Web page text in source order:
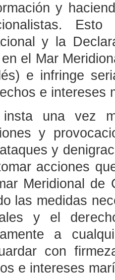
y
y la
el Mar
e infringe
e intereses
insta una vez
y
y
acciones
Meridional de
las medidas
y el
a
con
e intereses